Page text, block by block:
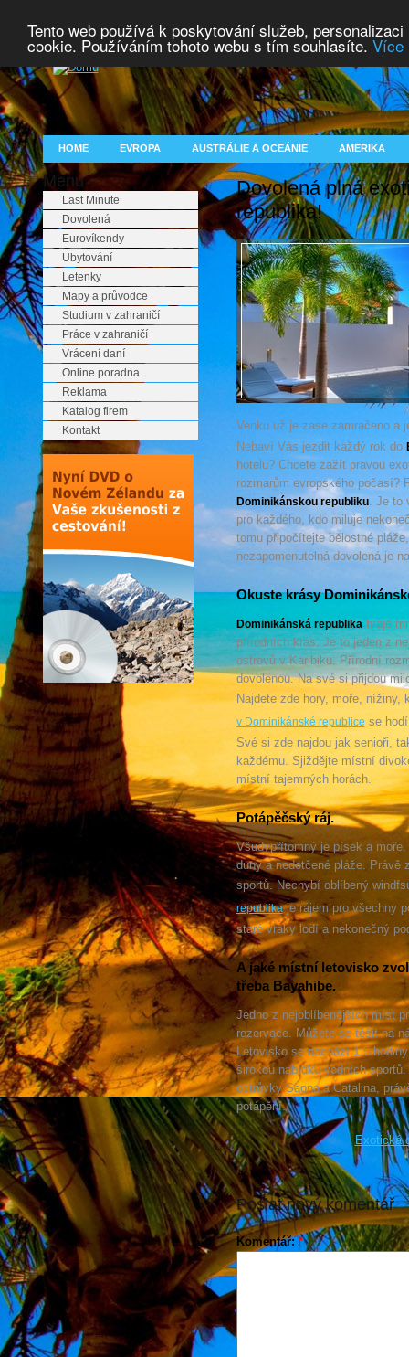
Tento web používá k poskytování služeb,
cookie. Používáním tohoto webu s tím souhlasíte. Více
HOME EVROPA AUSTRÁLIE A OCEÁNIE AMERIKA
Menu
Last Minute
Dovolená
Eurovíkendy
Ubytování
Letenky
Mapy a průvodce
Studium v zahraničí
Práce v zahraničí
Vrácení daní
Online poradna
Reklama
Katalog firem
Kontakt
Dovolená plná
republika!
Venku už je zase zamračeno a
Nebaví Vás jezdit každý rok do
hotelu? Chcete zažít pravou
rozmarům evropského počasí?
Dominikánskou republiku. Je to
pro každého, kdo miluje
tomu připočítejte bělostné
nezapomenutelná dovolená je
Okuste krásy
Dominikánská republikahraje
přírodních krás. Je to jeden z
ostrovů v Karibiku. Přírodní
dovolenou. Na své si přijdou
Najdete zde hory, moře,
v Dominikánské republice se
Své si zde najdou jak senioři,
každému. Sjiždějte místní
místní tajemných horách.
Potápěčský ráj.
Všudypřítomný je písek a
duny a nedotčené pláže. Právě
sportů. Nechybí oblíbený
republikaje rájem pro všechny
staré vraky lodí a nekonečný
A jaké místní letovisko
třeba Bayahibe.
Jedno z nejoblíbenějších míst
rezervace. Můžete se těšit na
Letovisko se nachází 1,5
širokou nabídku vodních
ostrůvky Saona a Catalina,
potápění.
Exotická
Poslat nový komentář
Komentář:*